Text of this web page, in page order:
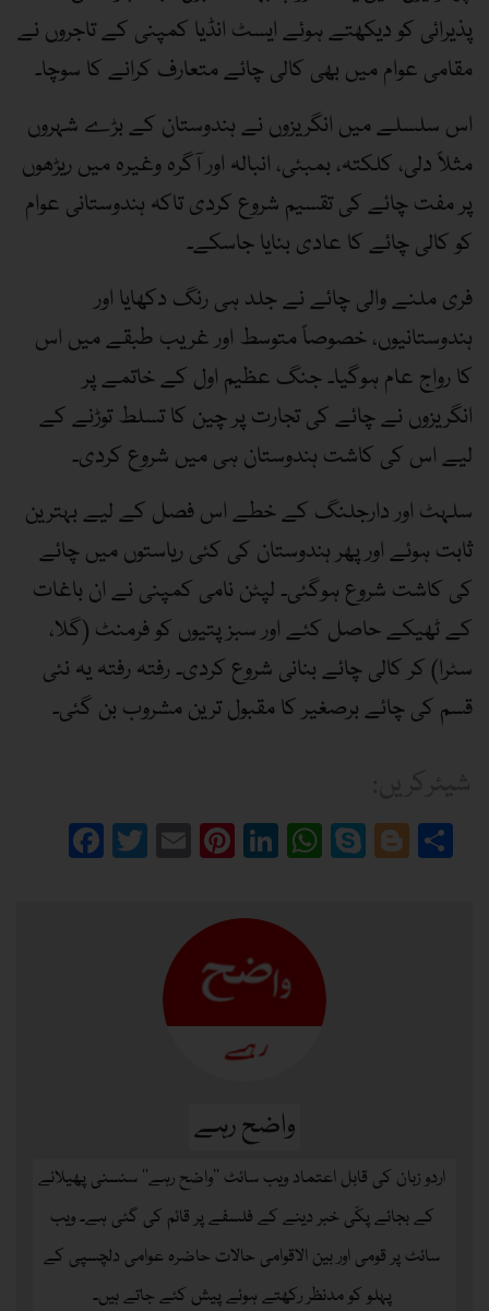
پذیرائی کو دیکھتے ہوئے ایسٹ انڈیا کمپنی کے تاجروں نے
مقامی عوام میں بھی کالی چائے متعارف کرانے کا سوچا۔
اس سلسلے میں انگریزوں نے ہندوستان کے بڑے شہروں
مثلاً دلی، کلکتہ، بمبئی، انبالہ اور آگرہ وغیرہ میں ریڑھوں
پر مفت چائے کی تقسیم شروع کردی تاکہ ہندوستانی عوام
کو کالی چائے کا عادی بنایا جاسکے۔
فری ملنے والی چائے نے جلد ہی رنگ دکھایا اور
ہندوستانیوں، خصوصاً متوسط اور غریب طبقے میں اس
کا رواج عام ہوگیا۔ جنگ عظیم اول کے خاتمے پر
انگریزوں نے چائے کی تجارت پر چین کا تسلط توڑنے کے
لیے اس کی کاشت ہندوستان ہی میں شروع کردی۔
سلہٹ اور دارجلنگ کے خطے اس فصل کے لیے بہترین
ثابت ہوئے اور پھر ہندوستان کی کئی ریاستوں میں چائے
کی کاشت شروع ہوگئی۔ لپٹن نامی کمپنی نے ان باغات
کے ٹھیکے حاصل کئے اور سبز پتیوں کو فرمنٹ (گلا،
سٹرا) کر کالی چائے بنانی شروع کردی۔ رفتہ رفتہ یہ نئی
قسم کی چائے برصغیر کا مقبول ترین مشروب بن گئی۔
Facebook
Twitter
EmailPinterest
LinkedIn
WhatsApp
Skype
واضح رہے
اردو زبان کی قابل اعتماد ویب سائٹ ’’واضح رہے‘‘ سنسنی پھیلانے
کے بجائے پکّی خبر دینے کے فلسفے پر قائم کی گئی ہے۔ ویب
سائٹ پر قومی اور بین الاقوامی حالات حاضرہ عوامی دلچسپی کے
پہلو کو مدنظر رکھتے ہوئے پیش کئے جاتے ہیں۔